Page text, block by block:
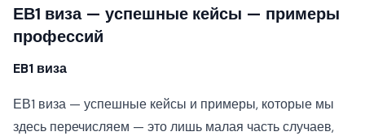
ЕВ1 виза — успешные кейсы — примеры
профессий
EB1 виза
ЕВ1 виза — успешные кейсы и примеры, которые мы
здесь перечисляем — это лишь малая часть случаев,